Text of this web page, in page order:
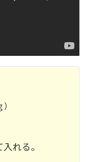
れる。